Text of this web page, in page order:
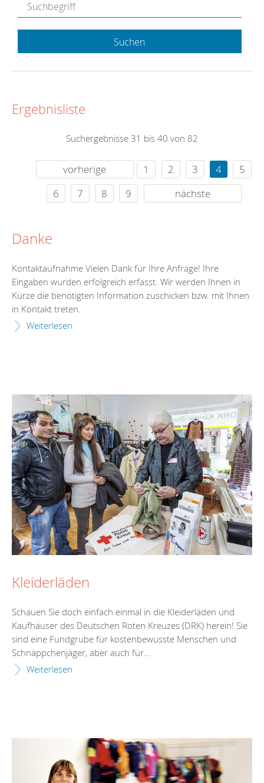
Suchen
Ergebnisliste
Suchergebnisse 31 bis 40 von 82
vorherige 1 2 3 4
5
6
7 8 9 nächste
Danke
Kontaktaufnahme Vielen Dank für Ihre Anfrage! Ihre
Eingaben wurden erfolgreich erfasst. Wir werden Ihnen in
Kürze die benötigten Information zuschicken bzw. mit Ihnen
in Kontakt treten.
Weiterlesen
Kleiderläden
Schauen Sie doch einfach einmal in die Kleiderläden und
Kaufhäuser des Deutschen Roten Kreuzes (DRK) herein! Sie
sind eine Fundgrube für kostenbewusste Menschen und
Schnäppchenjäger, aber auch für...
Weiterlesen